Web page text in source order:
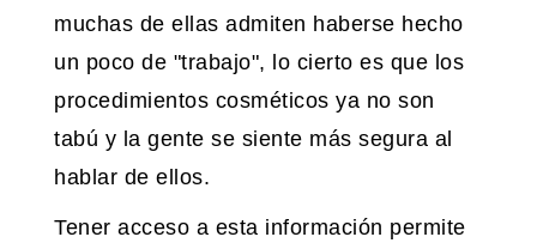
muchas de ellas admiten haberse hecho
un poco de "trabajo", lo cierto es que los
procedimientos cosméticos ya no son
tabú y la gente se siente más segura al
hablar de ellos.
Tener acceso a esta información permite